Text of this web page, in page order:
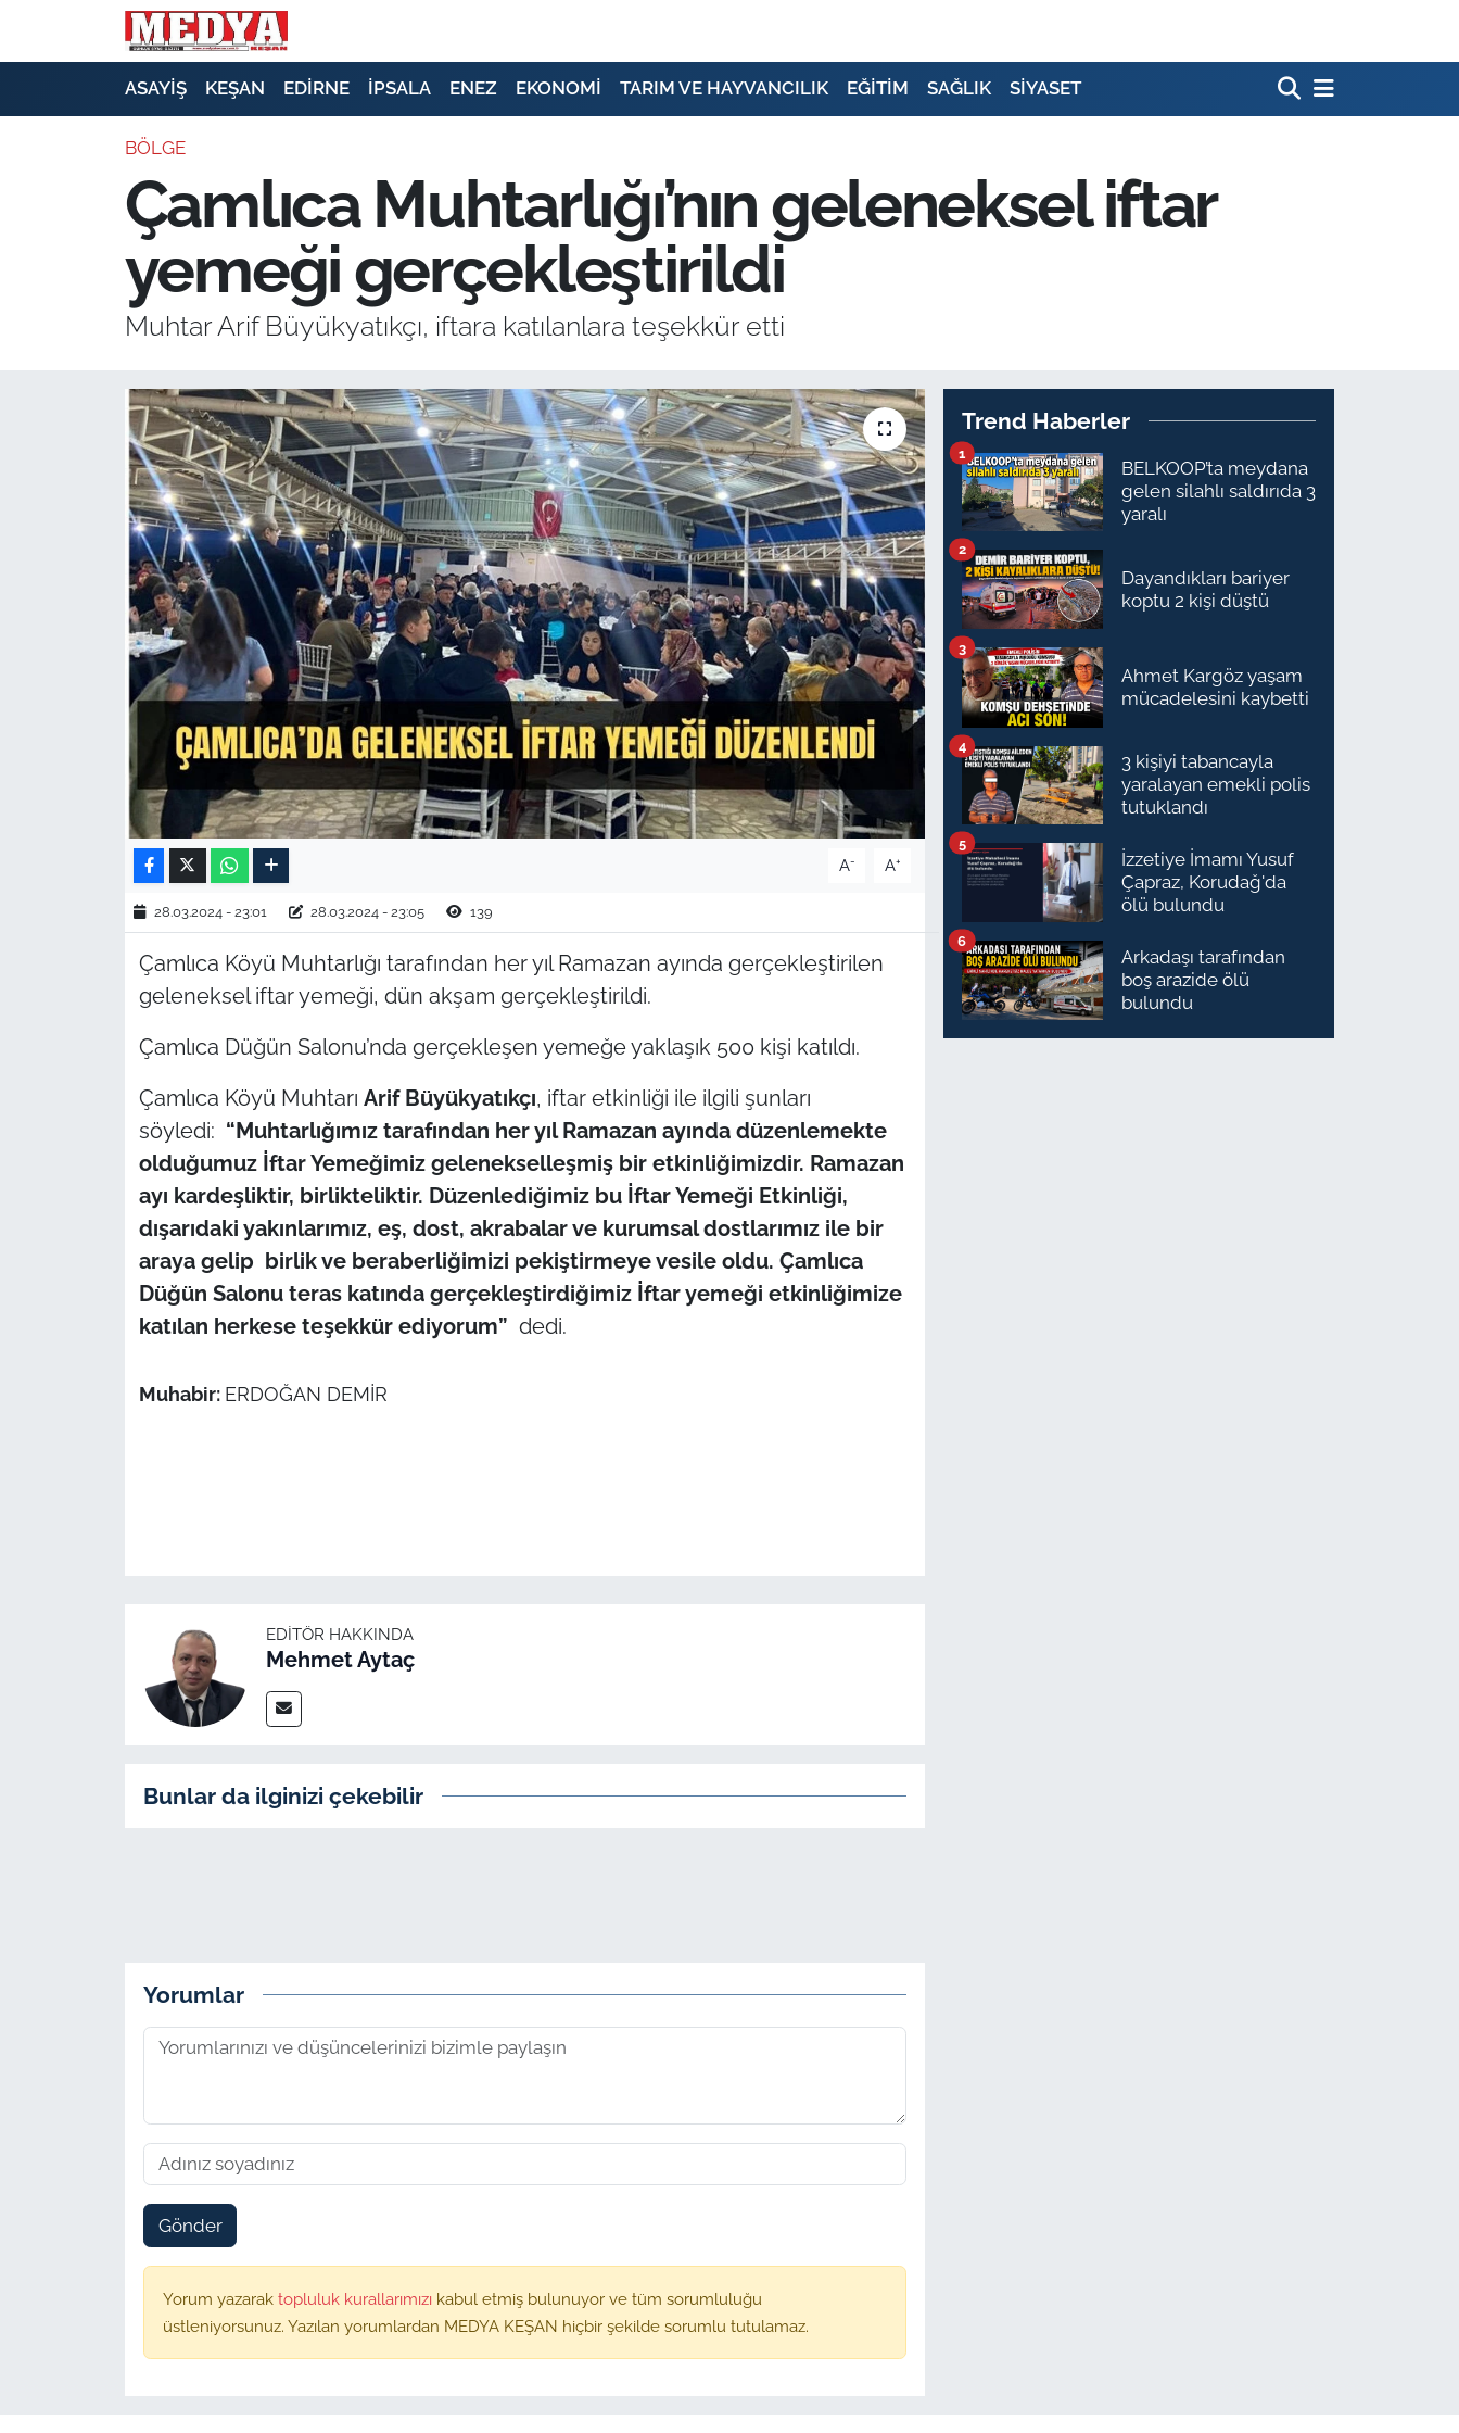
ASAYİŞ KEŞAN EDİRNE İPSALA ENEZ EKONOMİ TARIM VE HAYVANCILIK EĞİTİM SAĞLIK SİYASET
BÖLGE
Çamlıca Muhtarlığı’nın geleneksel iftar
yemeği gerçekleştirildi
Muhtar Arif Büyükyatıkçı, iftara katılanlara teşekkür etti
A- A+
28.03.2024 - 23:01 28.03.2024 - 23:05 139
Çamlıca Köyü Muhtarlığı tarafından her yıl Ramazan ayında gerçekleştirilen
geleneksel iftar yemeği, dün akşam gerçekleştirildi.
Çamlıca Düğün Salonu’nda gerçekleşen yemeğe yaklaşık 500 kişi katıldı.
Çamlıca Köyü Muhtarı Arif Büyükyatıkçı, iftar etkinliği ile ilgili şunları
söyledi: “Muhtarlığımız tarafından her yıl Ramazan ayında düzenlemekte
olduğumuz İftar Yemeğimiz gelenekselleşmiş bir etkinliğimizdir. Ramazan
ayı kardeşliktir, birlikteliktir. Düzenlediğimiz bu İftar Yemeği Etkinliği,
dışarıdaki yakınlarımız, eş, dost, akrabalar ve kurumsal dostlarımız ile bir
araya gelip birlik ve beraberliğimizi pekiştirmeye vesile oldu. Çamlıca
Düğün Salonu teras katında gerçekleştirdiğimiz İftar yemeği etkinliğimize
katılan herkese teşekkür ediyorum” dedi.
Muhabir: ERDOĞAN DEMİR
EDITÖR HAKKINDA
Mehmet Aytaç
Bunlar da ilginizi çekebilir
Yorumlar
Gönder
Yorum yazarak topluluk kurallarımızı kabul etmiş bulunuyor ve tüm sorumluluğu
üstleniyorsunuz. Yazılan yorumlardan MEDYA KEŞAN hiçbir şekilde sorumlu tutulamaz.
Trend Haberler
BELKOOP’ta meydana
gelen silahlı saldırıda 3
yaralı
1
Dayandıkları bariyer
koptu 2 kişi düştü
2
Ahmet Kargöz yaşam
mücadelesini kaybetti
3
3 kişiyi tabancayla
yaralayan emekli polis
tutuklandı
4
İzzetiye İmamı Yusuf
Çapraz, Korudağ'da
ölü bulundu
5
Arkadaşı tarafından
boş arazide ölü
bulundu
6
E-GAZETE
GÜNDEM
TARIM VE HAYVANCILIK
KÜLTÜR SANAT
RESMİ İLAN
TEKİRDAĞ
KIRKLARELİ
ÇANAKKALE
Flaş Haber
Gündem-Eğitim